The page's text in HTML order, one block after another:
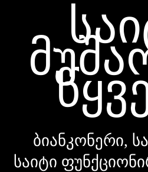
ბიანკონერი,
საიტი